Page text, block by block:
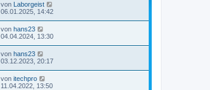
von Laborgeist
06.01.2025, 14:42
von hans23
04.04.2024, 13:30
von hans23
03.12.2023, 20:17
von itechpro
11.04.2022, 13:50